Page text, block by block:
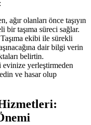
ağır olanları önce taşıyın
taşıma süreci sağlar.
Taşıma ekibi ile sürekli
dair bilgi verin
belirtin.
evinize yerleştirmeden
ve hasar olup
Hizmetleri: